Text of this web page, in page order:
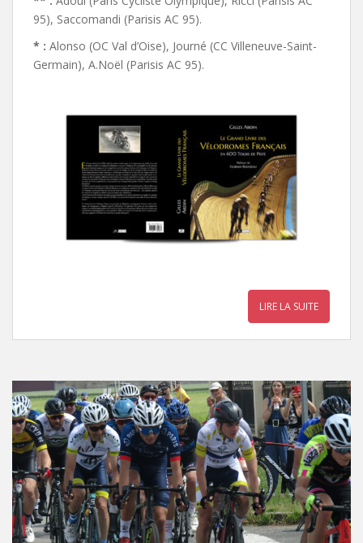
95), Saccomandi (Parisis AC 95).
* : Alonso (OC Val d’Oise), Journé (CC Villeneuve-Saint-
Germain), A.Noël (Parisis AC 95).
LIRE LA SUITE